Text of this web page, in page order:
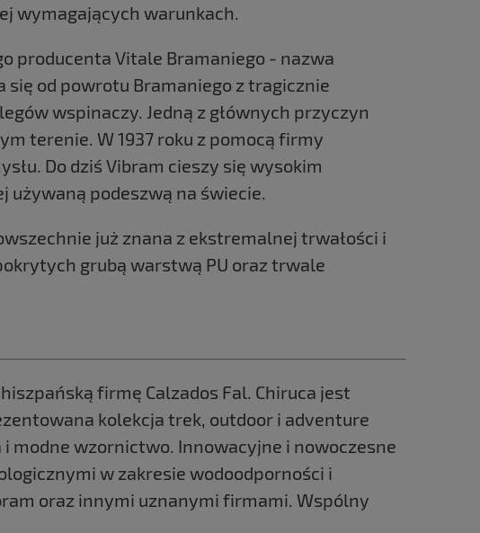
wymagających warunkach.
producenta Vitale Bramaniego - nazwa
się od powrotu Bramaniego z tragicznie
wspinaczy. Jedną z głównych przyczyn
terenie. W 1937 roku z pomocą firmy
Do dziś Vibram cieszy się wysokim
podeszwą na świecie.
już znana z ekstremalnej trwałości i
grubą warstwą PU oraz trwale
firmę Calzados Fal. Chiruca jest
kolekcja trek, outdoor i adventure
modne wzornictwo. Innowacyjne i nowoczesne
w zakresie wodoodporności i
oraz innymi uznanymi firmami. Wspólny